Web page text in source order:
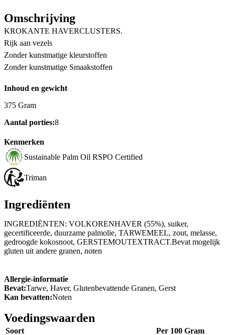
Omschrijving
KROKANTE HAVERCLUSTERS.
Rijk aan vezels
Zonder kunstmatige kleurstoffen
Zonder kunstmatige Smaakstoffen
Inhoud en gewicht
375 Gram
Aantal porties:8
Kenmerken
Sustainable Palm Oil RSPO Certified
Triman
Ingrediënten
INGREDIËNTEN: VOLKORENHAVER (55%), suiker,
gecertificeerde, duurzame palmolie, TARWEMEEL, zout, melasse,
gedroogde kokosnoot, GERSTEMOUTEXTRACT.Bevat mogelijk
gluten uit andere granen, noten
Allergie-informatie
Bevat:Tarwe, Haver, Glutenbevattende Granen, Gerst
Kan bevatten:Noten
Voedingswaarden
Soort
Per 100 Gram